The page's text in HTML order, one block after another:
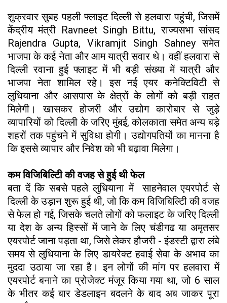
शुक्रवार सुबह पहली फ्लाइट दिल्ली से हलवारा पहुंची, जिसमें
केंद्रीय मंत्री Ravneet Singh Bittu, राज्यसभा सांसद
Rajendra Gupta, Vikramjit Singh Sahney समेत
भाजपा के कई नेता और आम यात्री सवार थे। वहीं हलवारा से
दिल्ली रवाना हुई फ्लाइट में भी बड़ी संख्या में यात्री और
भाजपा नेता शामिल रहे। इस नई एयर कनेक्टिविटी से
लुधियाना और आसपास के क्षेत्रों के लोगों को बड़ी राहत
मिलेगी। खासकर होजरी और उद्योग कारोबार से जुड़े
व्यापारियों को दिल्ली के जरिए मुंबई, कोलकाता समेत अन्य बड़े
शहरों तक पहुंचने में सुविधा होगी। उद्योगपतियों का मानना है
कि इससे व्यापार और निवेश को भी बढ़ावा मिलेगा।
कम विजिबिल्टिी की वजह से हुई थी फेल
बता दें कि सबसे पहले लुधियाना में साहनेवाल एयरपोर्ट से
दिल्ली के उड़ान शुरू हुई थी, जो कि कम विजिबिल्टिी की वजह
से फेल हो गई, जिसके चलते लोगों को फलाइट के जरिए दिल्ली
या देश के अन्य हिस्सों में जाने के लिए चंडीगढ या अमृतसर
एयरपोर्ट जाना पड़ता था, जिसे लेकर हौजरी - इंडस्टी द्वारा लंबे
समय से लुधियाना के लिए डायरेक्ट हवाई सेवा के अभाव का
मुददा उठाया जा रहा है। इन लोगों की मांग पर हलवारा में
एयरपोर्ट बनाने का प्रोजेक्ट मंजूर किया गया था, जो 6 साल
के भीतर कई बार डेडलाइन बदलने के बाद अब जाकर पूरा